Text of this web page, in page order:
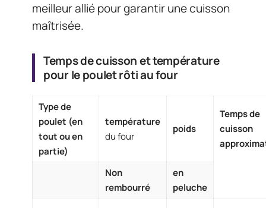
meilleur allié pour garantir une cuisson
maîtrisée.
Temps de cuisson et température
pour le poulet rôti au four
Type de
poulet (en
tout ou en
partie)
température
du four
poids
Temps de
cuisson
Non
rembourré
en
peluche